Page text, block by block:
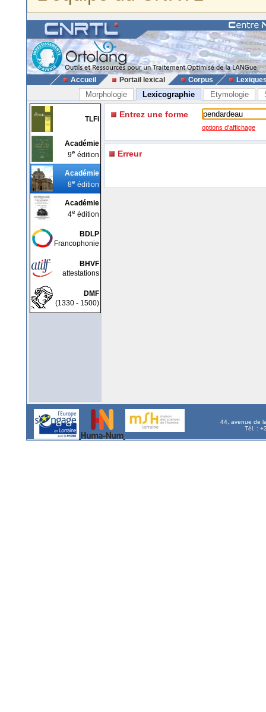
Accueil Portail lexical Corpus
Morphologie Lexicographie Etymologie
TLFi
Académie
9e édition
Académie
8e édition
Académie
4e édition
BDLP
Francophonie
BHVF
attestations
DMF
(1330 - 1500)
Entrez une forme
options d'affichage
Erreur
44, avenue de
Tél. :